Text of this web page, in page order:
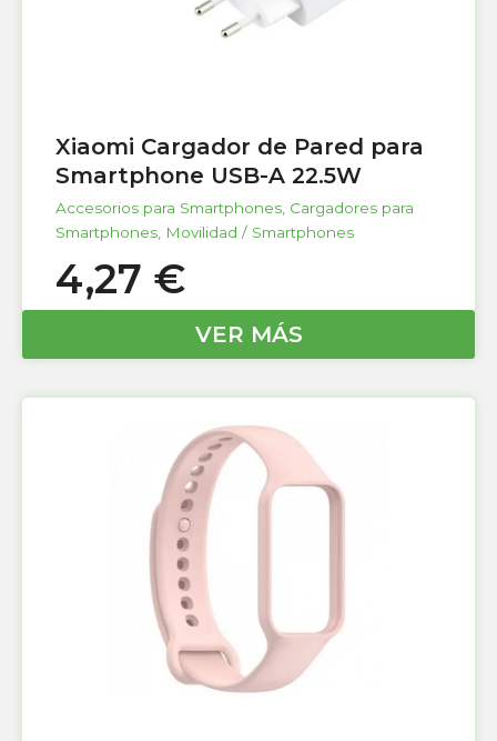
Xiaomi Cargador de Pared para
Smartphone USB-A 22.5W
Accesorios para Smartphones Cargadores para
Smartphones Movilidad / Smartphones
4,27 €
VER MÁS